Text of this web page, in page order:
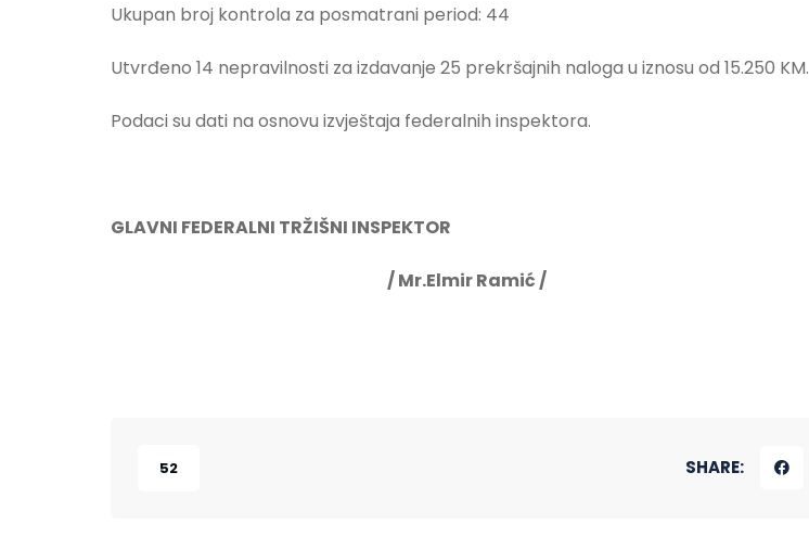
Ukupan broj kontrola za posmatrani period: 44
Utvrđeno 14 nepravilnosti za izdavanje 25 prekršajnih naloga u iznosu od 15.250 KM.
Podaci su dati na osnovu izvještaja federalnih inspektora.
GLAVNI FEDERALNI TRŽIŠNI INSPEKTOR
/ Mr.Elmir Ramić /
52 SHARE: